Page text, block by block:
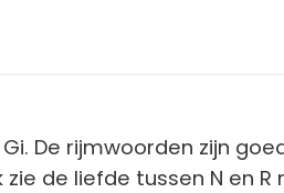
De rijmwoorden zijn
de liefde tussen N en R